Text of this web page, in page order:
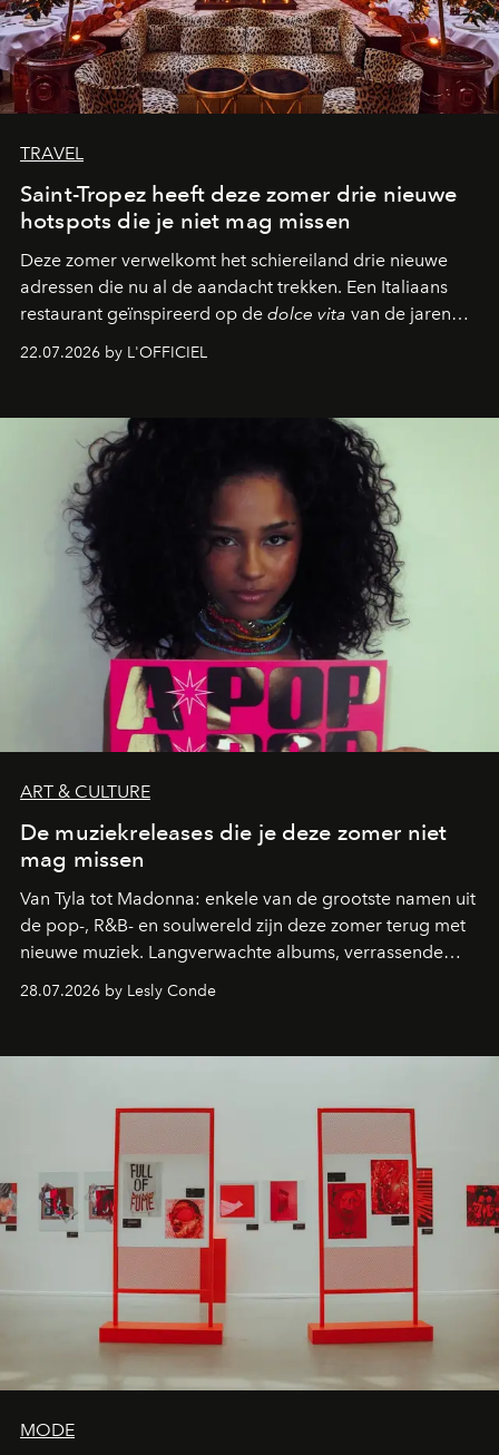
TRAVEL
Saint-Tropez heeft deze zomer drie nieuwe
hotspots die je niet mag missen
Deze zomer verwelkomt het schiereiland drie nieuwe
adressen die nu al de aandacht trekken. Een Italiaans
restaurant geïnspireerd op de dolce vita van de jaren
verandert in een bruisende ontmoetingsplek en de
neerstrijkt in Saint-Tropez. Dit zijn de nieuwe adressen
die deze zomer de toon zetten, van lange lunches tot
zwoele nachten.
22.07.2026 by L'OFFICIEL
ART & CULTURE
De muziekreleases die je deze zomer niet
mag missen
Van Tyla tot Madonna: enkele van de grootste namen uit
de pop-, R&B- en soulwereld zijn deze zomer terug met
nieuwe muziek. Langverwachte albums, verrassende
de releases die je niet mag missen.
28.07.2026 by Lesly Conde
MODE